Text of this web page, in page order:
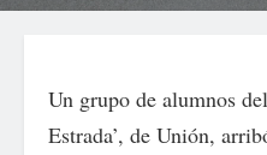
Un grupo de alumnos
Estrada’, de Unión,